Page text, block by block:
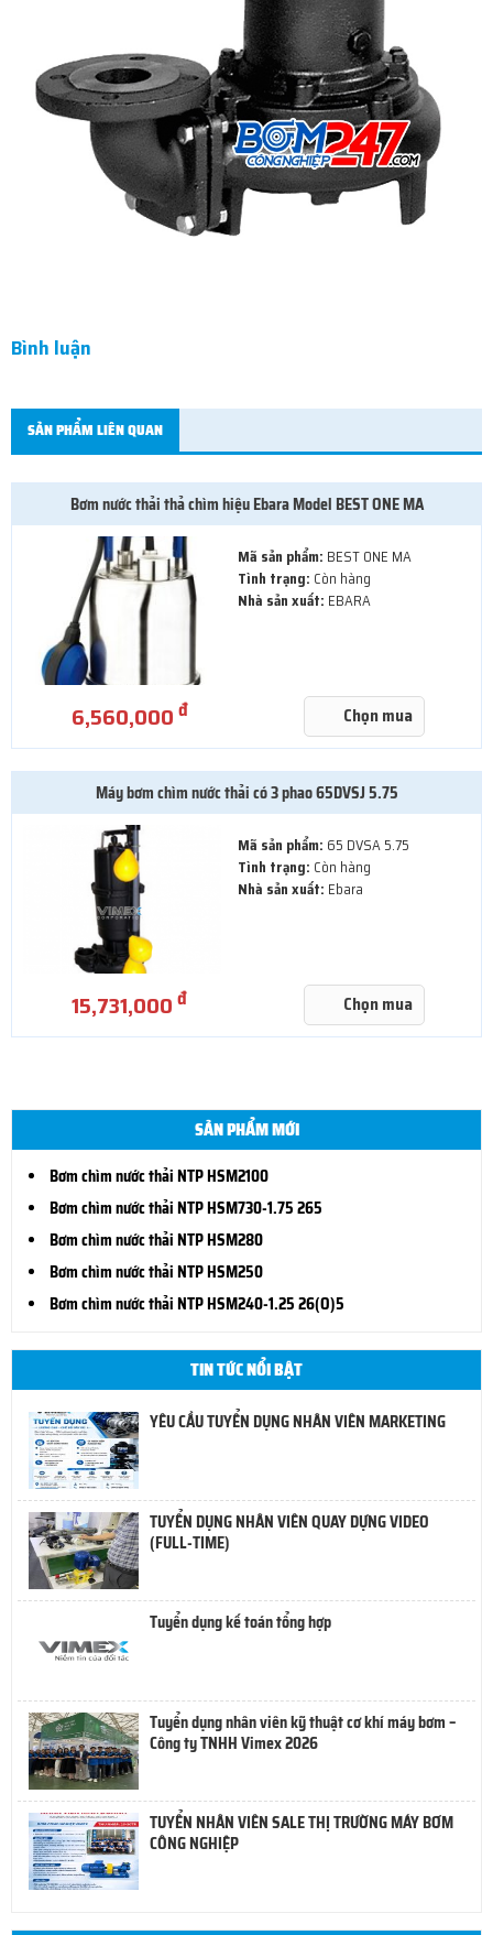
Bình luận
SẢN PHẨM LIÊN QUAN
Bơm nước thải thả chìm hiệu Ebara Model BEST ONE MA
Mã sản phẩm: BEST ONE MA
Tình trạng: Còn hàng
Nhà sản xuất: EBARA
6,560,000đ Chọn mua
Máy bơm chìm nước thải có 3 phao 65DVSJ 5.75
Mã sản phẩm: 65 DVSA 5.75
Tình trạng: Còn hàng
Nhà sản xuất: Ebara
15,731,000đ Chọn mua
SẢN PHẨM MỚI
Bơm chìm nước thải NTP HSM2100
Bơm chìm nước thải NTP HSM730-1.75 265
Bơm chìm nước thải NTP HSM280
Bơm chìm nước thải NTP HSM250
Bơm chìm nước thải NTP HSM240-1.25 26(O)5
TIN TỨC NỔI BẬT
YÊU CẦU TUYỂN DỤNG NHÂN VIÊN MARKETING
TUYỂN DỤNG NHÂN VIÊN QUAY DỰNG VIDEO
(FULL-TIME)
Tuyển dụng kế toán tổng hợp
Tuyển dụng nhân viên kỹ thuật cơ khí máy bơm –
Công ty TNHH Vimex 2026
TUYỂN NHÂN VIÊN SALE THỊ TRƯỜNG MÁY BƠM
CÔNG NGHIỆP